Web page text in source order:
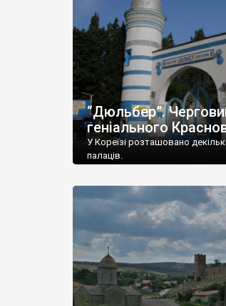
“Дюльбер”.
геніального
У Кореїзі розташовано
палаців.